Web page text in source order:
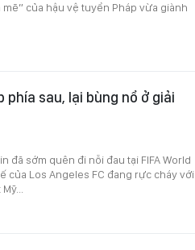
của hậu vệ tuyển Pháp vừa giành
phía sau, lại bùng nổ ở giải
đã sớm quên đi nỗi đau tại FIFA World
của Los Angeles FC đang rực cháy với